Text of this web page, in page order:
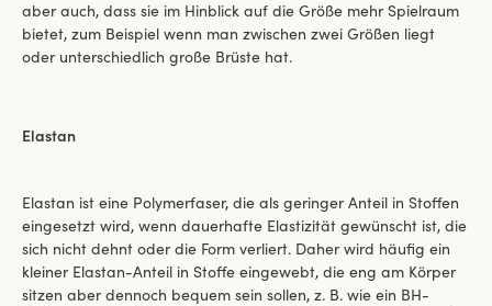
aber auch, dass sie im Hinblick auf die Größe mehr Spielraum
bietet, zum Beispiel wenn man zwischen zwei Größen liegt
oder unterschiedlich große Brüste hat.
Elastan
Elastan ist eine Polymerfaser, die als geringer Anteil in Stoffen
eingesetzt wird, wenn dauerhafte Elastizität gewünscht ist, die
sich nicht dehnt oder die Form verliert. Daher wird häufig ein
kleiner Elastan-Anteil in Stoffe eingewebt, die eng am Körper
sitzen aber dennoch bequem sein sollen, z. B. wie ein BH-